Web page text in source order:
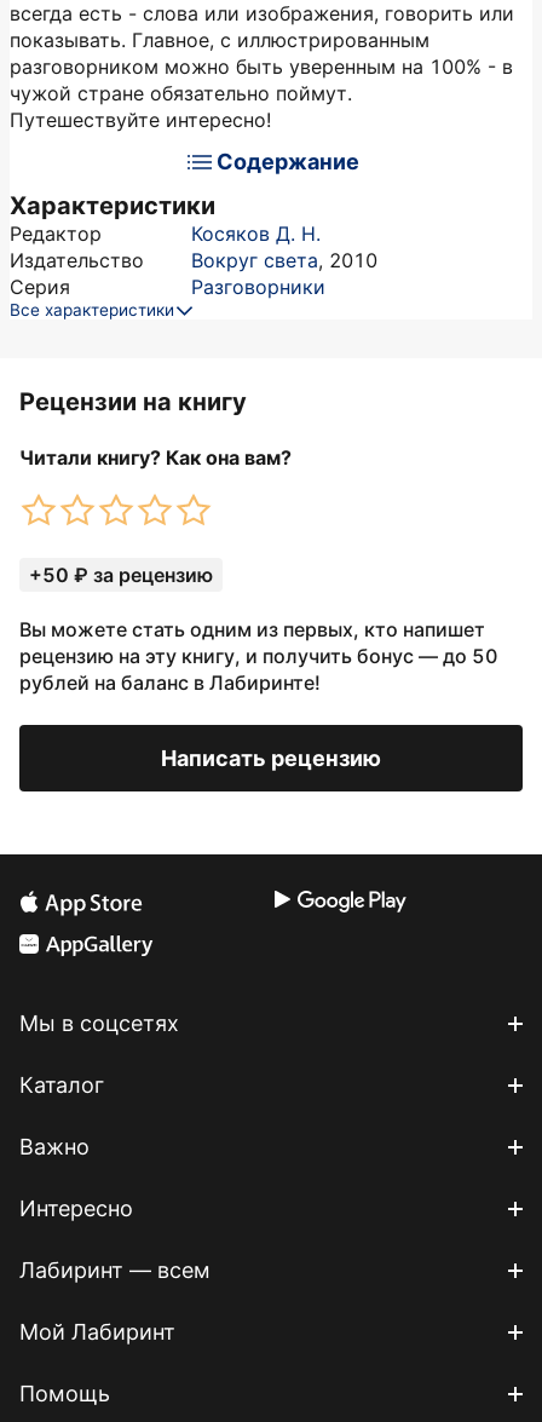
всегда есть - слова или изображения, говорить или
показывать. Главное, с иллюстрированным
разговорником можно быть уверенным на 100% - в
чужой стране обязательно поймут.
Путешествуйте интересно!
Содержание
Характеристики
Редактор
Косяков Д. Н.
Издательство
Вокруг света, 2010
Серия
Разговорники
Все характеристики
Рецензии на книгу
Читали книгу? Как она вам?
+50 ₽ за рецензию
Вы можете стать одним из первых, кто напишет
рецензию на эту книгу, и получить бонус — до 50
рублей на баланс в Лабиринте!
Написать рецензию
Мы в соцсетях
Каталог
Важно
Интересно
Лабиринт — всем
Мой Лабиринт
Помощь